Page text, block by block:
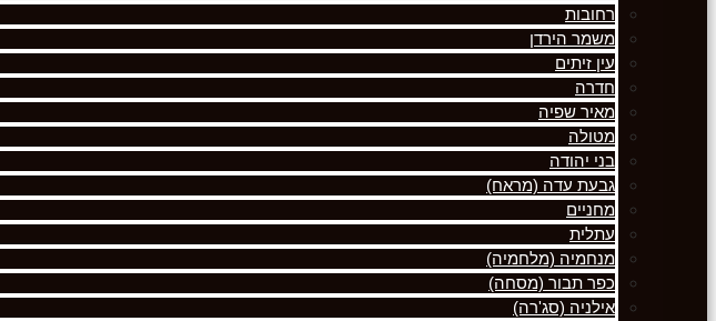
רחובות
משמר הירדן
עין זיתים
חדרה
מאיר שפיה
מטולה
בני יהודה
גבעת עדה (מראח)
מחניים
עתלית
מנחמיה (מלחמיה)
כפר תבור (מסחה)
אילניה (סג'רה)